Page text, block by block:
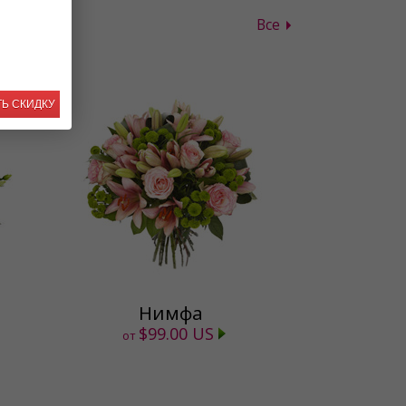
Все
Нимфа
от $99.00 US
СКИДКУ